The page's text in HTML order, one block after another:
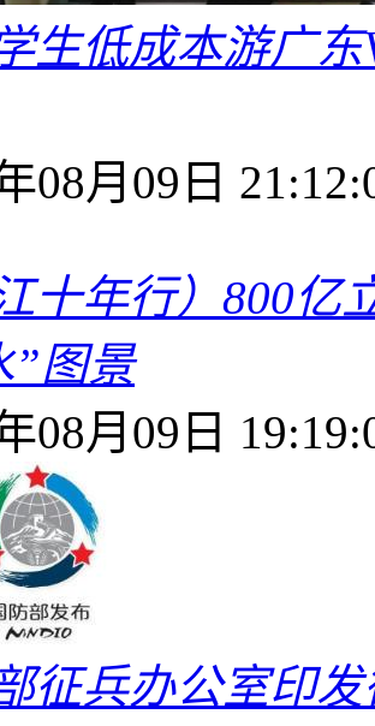
生低成本游广
08月09日
十年行）800
”图景
08月09日
征兵办公室印